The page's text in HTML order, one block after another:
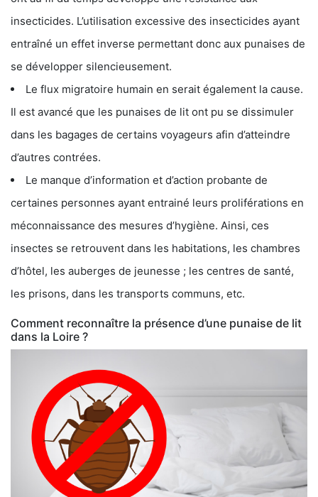
insecticides. L’utilisation excessive des insecticides ayant
entraîné un effet inverse permettant donc aux punaises de
se développer silencieusement.
Le flux migratoire humain en serait également la cause.
Il est avancé que les punaises de lit ont pu se dissimuler
dans les bagages de certains voyageurs afin d’atteindre
d’autres contrées.
Le manque d’information et d’action probante de
certaines personnes ayant entrainé leurs proliférations en
méconnaissance des mesures d’hygiène. Ainsi, ces
insectes se retrouvent dans les habitations, les chambres
d’hôtel, les auberges de jeunesse ; les centres de santé,
les prisons, dans les transports communs, etc.
Comment reconnaître la présence d’une punaise de lit
dans la Loire ?